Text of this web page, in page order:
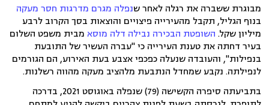
מבוגרת ששברה את רגלה לאחר שנפלה מגרם מדרגות חסר מעקה
בנוף הגליל, תקבל מהעירייה פיצויים והוצאות בסך הקרוב לרבע
מיליון שקל. השופטת הבכירה נבילה דלה מוסא מבית משפט השלום
בעיר דחתה את טענת העירייה כי "עברה העשיר של התובעת
בנפילות", והעובדה שנעלה כפכפי אצבע בעת האירוע, הם הגורמים
לנפילתה. נקבע שמחדל הנתבעת מלהציב מעקה מהווה רשלנות.
בתביעתה סיפרה הקשישה (79) שנפלה באוגוסט 2021, בדרכה